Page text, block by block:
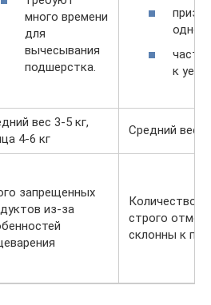
много времени
для
вычесывания
подшерстка.
часто
к
вес 3-5 кг,
4-6 кг
Средний вес
запрещенных
из-за
Количество
строго
склонны к